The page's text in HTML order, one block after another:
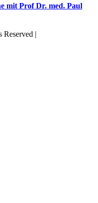
mit Prof Dr. med. Paul
|